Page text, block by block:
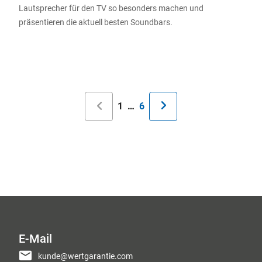
Lautsprecher für den TV so besonders machen und
präsentieren die aktuell besten Soundbars.
Aktuelle
1 … Letzte
6
E-Mail
kunde@wertgarantie.com